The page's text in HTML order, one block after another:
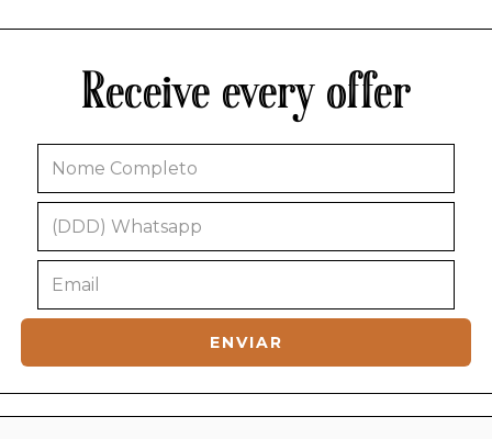
Receive every offer